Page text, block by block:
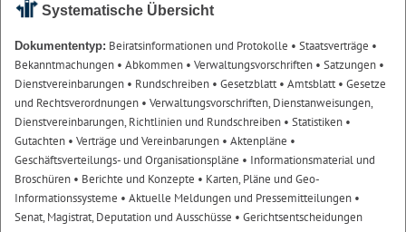
Systematische Übersicht
Dokumententyp: Beiratsinformationen und Protokolle • Staatsverträge •
Bekanntmachungen • Abkommen • Verwaltungsvorschriften • Satzungen •
Dienstvereinbarungen • Rundschreiben • Gesetzblatt• Amtsblatt• Gesetze
und Rechtsverordnungen • Verwaltungsvorschriften, Dienstanweisungen,
Dienstvereinbarungen, Richtlinien und Rundschreiben • Statistiken •
Gutachten • Verträge und Vereinbarungen • Aktenpläne •
Geschäftsverteilungs- und Organisationspläne • Informationsmaterial und
Broschüren • Berichte und Konzepte • Karten, Pläne und Geo-
Informationssysteme • Aktuelle Meldungen und Pressemitteilungen •
Senat, Magistrat, Deputation und Ausschüsse • Gerichtsentscheidungen